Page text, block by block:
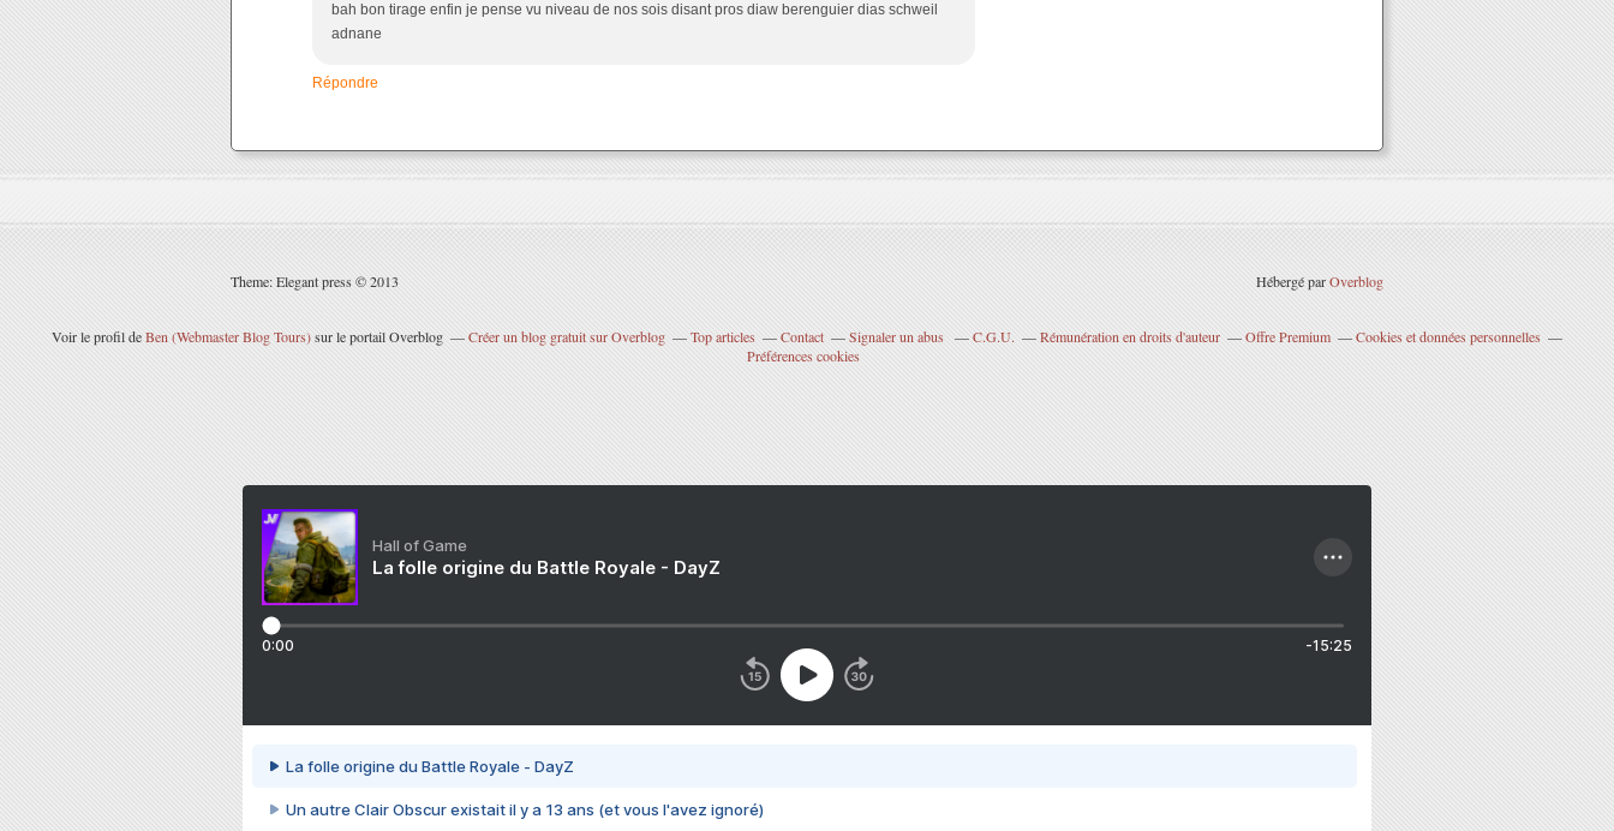
bah bon tirage enfin je pense vu niveau de nos sois disant pros diaw berenguier dias schweil
adnane
Répondre
Theme: Elegant press © 2013 Hébergé parOverblog
Voir le profil deBen (Webmaster Blog Tours)sur le portail Overblog Créer un blog gratuit sur Overblog Top articles Contact Signaler un abus C.G.U. Rémunération en droits d'auteur Offre Premium
Cookies et données personnelles
Préférences cookies
Hall of Game
La folle origine du Battle Royale - DayZ
0:00 -15:25
La folle origine du Battle Royale - DayZ
Un autre Clair Obscur existait il y a 13 ans (et vous l'avez ignoré)